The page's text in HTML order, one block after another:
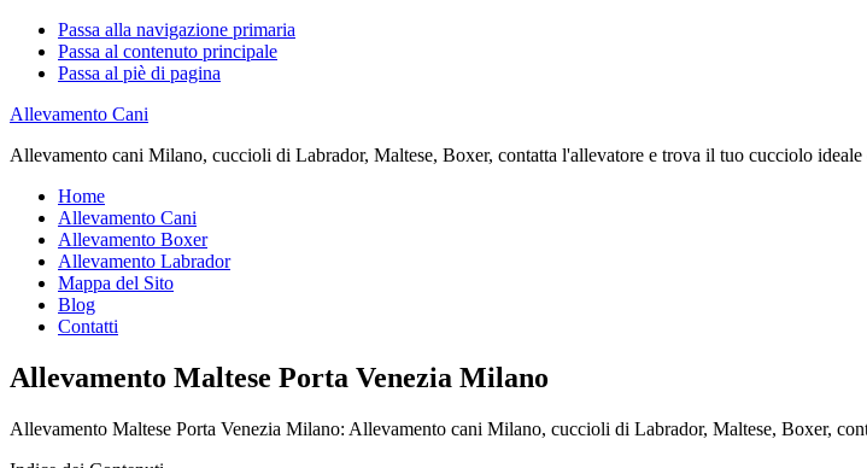
Passa alla navigazione primaria
Passa al contenuto principale
Passa al piè di pagina
Allevamento Cani
Allevamento cani Milano, cuccioli di Labrador, Maltese, Boxer, contatta l'allevatore e trova il tuo cucciolo
Home
Allevamento Cani
Allevamento Boxer
Allevamento Labrador
Mappa del Sito
Blog
Contatti
Allevamento Maltese Porta Venezia Milano
Allevamento Maltese Porta Venezia Milano: Allevamento cani Milano, cuccioli di Labrador, Maltese, Boxer,